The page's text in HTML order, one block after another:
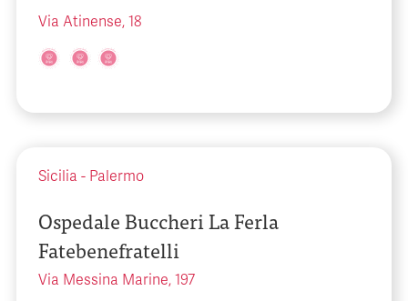
Via Atinense, 18
Sicilia - Palermo
Ospedale Buccheri La Ferla
Fatebenefratelli
Via Messina Marine, 197